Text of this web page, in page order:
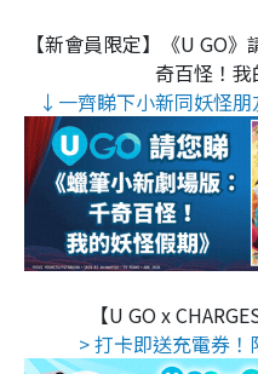
【新會員限定】《U GO
奇百怪！我
↓一齊睇下小新同妖怪
【U GO x
> 打卡即送充電券